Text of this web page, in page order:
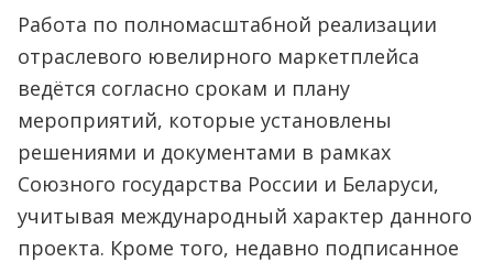
Работа по полномасштабной реализации
отраслевого ювелирного маркетплейса
ведётся согласно срокам и плану
мероприятий, которые установлены
решениями и документами в рамках
Союзного государства России и Беларуси,
учитывая международный характер данного
проекта. Кроме того, недавно подписанное